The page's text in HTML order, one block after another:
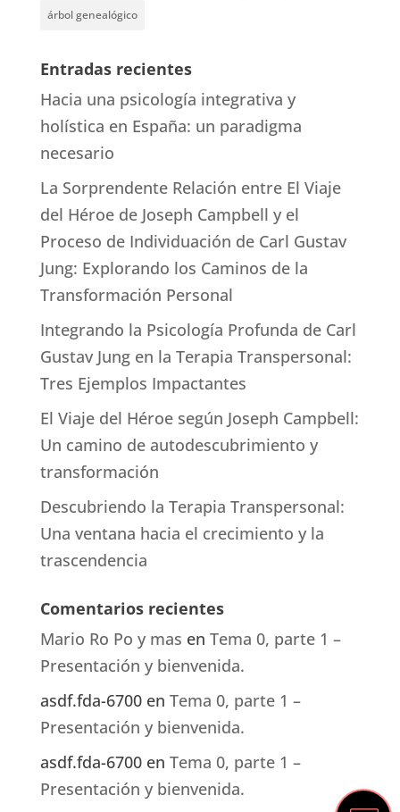
árbol genealógico
Entradas recientes
Hacia una psicología integrativa y
holística en España: un paradigma
necesario
La Sorprendente Relación entre El Viaje
del Héroe de Joseph Campbell y el
Proceso de Individuación de Carl Gustav
Jung: Explorando los Caminos de la
Transformación Personal
Integrando la Psicología Profunda de Carl
Gustav Jung en la Terapia Transpersonal:
Tres Ejemplos Impactantes
El Viaje del Héroe según Joseph Campbell:
Un camino de autodescubrimiento y
transformación
Descubriendo la Terapia Transpersonal:
Una ventana hacia el crecimiento y la
trascendencia
Comentarios recientes
Mario Ro Po y mas en Tema 0, parte 1 –
Presentación y bienvenida.
asdf.fda-6700en Tema 0, parte 1 –
Presentación y bienvenida.
asdf.fda-6700en Tema 0, parte 1 –
Presentación y bienvenida.